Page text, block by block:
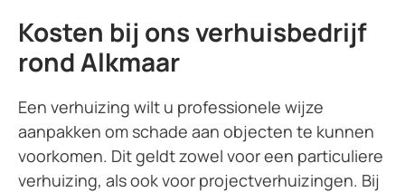
Kosten bij ons verhuisbedrijf
rond Alkmaar
Een verhuizing wilt u professionele wijze
aanpakken om schade aan objecten te kunnen
voorkomen. Dit geldt zowel voor een particuliere
verhuizing, als ook voor projectverhuizingen. Bij